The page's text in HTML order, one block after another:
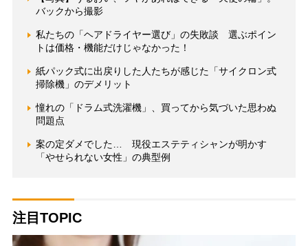
バックから撮影
私たちの「ヘアドライヤー選び」の失敗談 選ぶポイン
トは価格・機能だけじゃなかった！
紙パック式に出戻りした人たちが感じた「サイクロン式
掃除機」のデメリット
憧れの「ドラム式洗濯機」、買ってから気づいた思わぬ
問題点
案の定ダメでした… 現役エステティシャンが明かす
「やせられない女性」の典型例
注目TOPIC